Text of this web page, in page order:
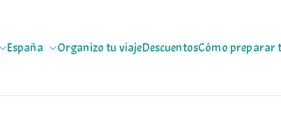
pa que te copies
España Organizo tu viajeDescuentosCómo preparar